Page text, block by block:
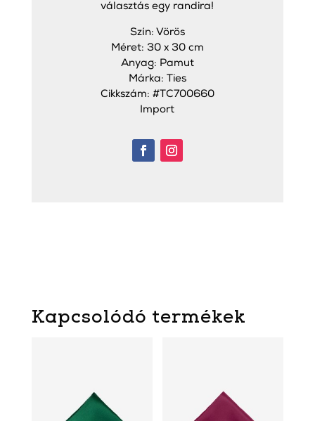
választás egy randira!
Szín: Vörös
Méret: 30 x 30 cm
Anyag: Pamut
Márka: Ties
Cikkszám: #TC700660
Import
Kapcsolódó termékek